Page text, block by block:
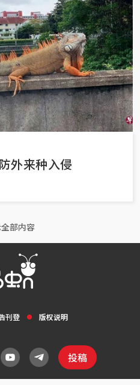
外来种入侵
部内容
刊登 版权说明
投稿